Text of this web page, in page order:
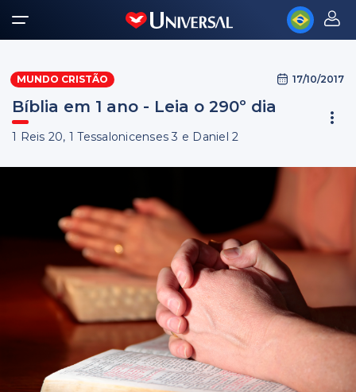
MUNDO CRISTÃO 17/10/2017
Bíblia em 1 ano - Leia o 290º dia
1 Reis 20, 1 Tessalonicenses 3 e Daniel 2